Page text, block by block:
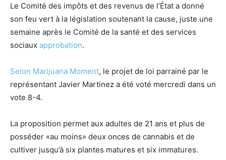
Le Comité des impôts et des revenus de l’État a donné
son feu vert à la législation soutenant la cause, juste une
semaine après le Comité de la santé et des services
sociaux approbation.
Selon Marijuana Moment, le projet de loi parrainé par le
représentant Javier Martinez a été voté mercredi dans un
vote 8-4.
La proposition permet aux adultes de 21 ans et plus de
posséder «au moins» deux onces de cannabis et de
cultiver jusqu’à six plantes matures et six immatures.